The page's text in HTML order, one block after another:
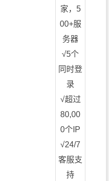
家，5
00+服
务器
√5个
同时登
录
√超过
80,00
0个IP
√24/7
客服支
持